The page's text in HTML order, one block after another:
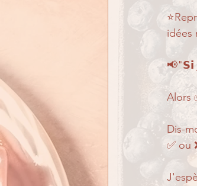
idées
Alors
Dis-
✅ ou